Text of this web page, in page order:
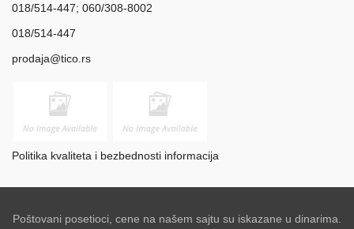
018/514-447; 060/308-8002
018/514-447
prodaja@tico.rs
Politika kvaliteta i bezbednosti informacija
Poštovani posetioci, cene na našem sajtu su iskazane u dinarima.